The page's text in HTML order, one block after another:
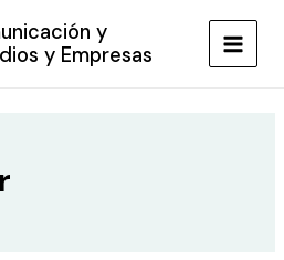
y
y Empresas
MAIN